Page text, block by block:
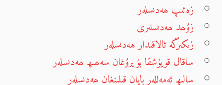
زەئىپ ھەدىسلەر
زۇھد ھەدىسلىرى
زىكىرگە ئالاقىدار ھەدىسلەر
ساقال قويۇشقا بۇيرۇغان سەھىھ ھەدىسلەر
سالىھ ئەمەللەر بايان قىلىنغان ھەدىسلەر